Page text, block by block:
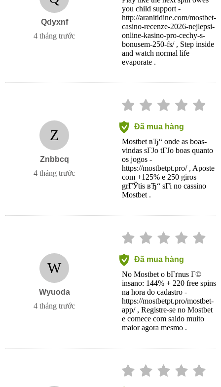
Qdyxnf
4 tháng trước
you child support -
http://aranitidine.com/mostbet-
casino-recenze-2026-nejlepsi-
online-kasino-pro-cechy-s-
bonusem-250-fs/ , Step inside
and watch normal life
evaporate .
Z
Znbbcq
4 tháng trước
Đã mua hàng
Mostbet вЂ“ onde as boas-
vindas sГЈo tГЈo boas quanto
os jogos -
https://mostbetpt.pro/ , Aposte
com +125% e 250 giros
grГЎtis вЂ“ sГі no cassino
Mostbet .
W
Wyuoda
4 tháng trước
Đã mua hàng
No Mostbet o bГґnus Г©
insano: 144% + 220 free spins
na hora do cadastro -
https://mostbetpt.pro/mostbet-
app/ , Registre-se no Mostbet
e comece com saldo muito
maior agora mesmo .